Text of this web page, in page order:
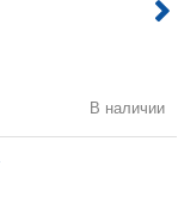
В наличии